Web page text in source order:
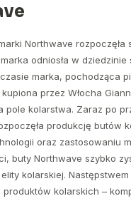
Northwave rozpoczęła
odniosła w
marka, pochodząca
przez Włocha
pole kolarstwa. Zaraz po
produkcję butów
oraz zastosowaniu
buty Northwave szybko
kolarskiej. Następstwem
kolarskich –